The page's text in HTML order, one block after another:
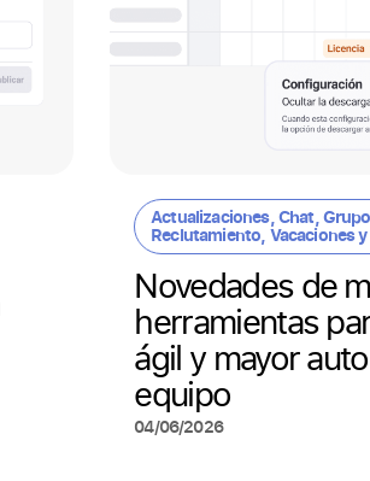
Actualizaciones,Chat,
Reclutamiento, Vacaciones
Novedades de
herramientas
ágil y mayor
equipo
04/06/2026